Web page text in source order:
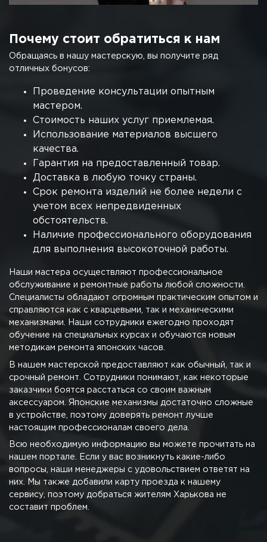
Почему стоит обратиться к нам
Обращаясь в нашу мастерскую, вы получите ряд
отличных бонусов:
Проведение консультации опытным
мастером.
Стоимость наших услуг приемлемая.
Использование материалов высшего
качества.
Гарантия на предоставленный товар.
Доставка в любую точку страны.
Срок ремонта изделий не более недели с
учетом всех непредвиденных
обстоятельств.
Наличие профессионального оборудования
для выполнения высокоточной работы.
Наши мастера осуществляют профессиональное
обслуживание и ремонтные работы любой сложности.
Специалисты обладают огромным практическим опытом и
справляются как с кварцевыми, так и механическими
механизмами. Наши сотрудники ежегодно проходят
обучение на специальных курсах и обучаются новым
методикам ремонта японских часов.
В нашем мастерской предоставляют как обычный, так и
срочный ремонт. Сотрудники понимают, как некоторые
заказчики боятся расстаться со своим важным
аксессуаром. Японские механизмы достаточно сложные
в устройстве, поэтому доверять ремонт лучше
настоящим профессионалам своего дела.
Всю необходимую информацию вы можете прочитать на
нашем портале. Если у вас возникнуть какие-либо
вопросы, наши менеджеры с удовольствием ответят на
них. Мы также добавили карту проезда к нашему
сервису, поэтому добраться жителям Харькова не
составит проблем.